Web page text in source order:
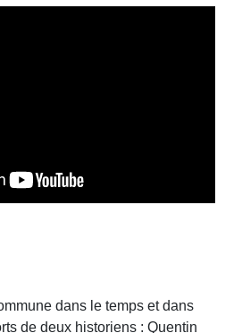
dans le temps et dans
de deux historiens : Quentin